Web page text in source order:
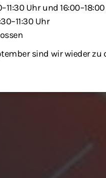
Uhr und
Uhr
sind wir wieder